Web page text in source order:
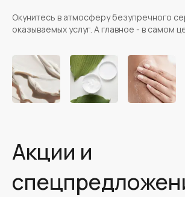
Окунитесь в атмосферу безупречного
оказываемых услуг. А главное - в самом
Акции и